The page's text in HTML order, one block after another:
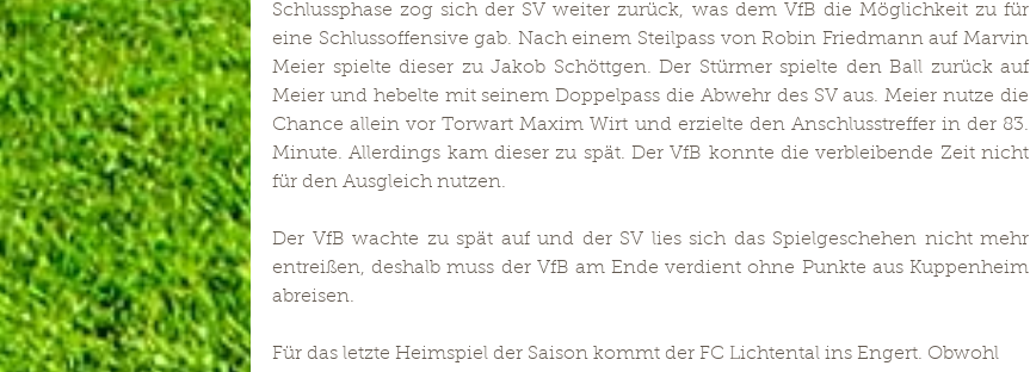
Schlussphase zog sich der SV weiter zurück, was dem VfB die Möglichkeit zu für
eine Schlussoffensive gab. Nach einem Steilpass von Robin Friedmann auf Marvin
Meier spielte dieser zu Jakob Schöttgen. Der Stürmer spielte den Ball zurück auf
Meier und hebelte mit seinem Doppelpass die Abwehr des SV aus. Meier nutze die
Chance allein vor Torwart Maxim Wirt und erzielte den Anschlusstreffer in der 83.
Minute. Allerdings kam dieser zu spät. Der VfB konnte die verbleibende Zeit nicht
für den Ausgleich nutzen.
Der VfB wachte zu spät auf und der SV lies sich das Spielgeschehen nicht mehr
entreißen, deshalb muss der VfB am Ende verdient ohne Punkte aus Kuppenheim
abreisen.
Für das letzte Heimspiel der Saison kommt der FC Lichtental ins Engert. Obwohl